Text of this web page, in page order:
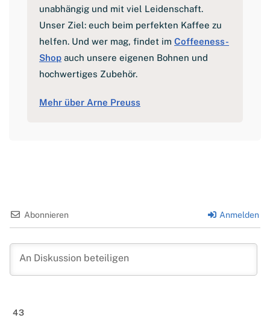
unabhängig und mit viel Leidenschaft.
Unser Ziel: euch beim perfekten Kaffee zu
helfen. Und wer mag, findet im Coffeeness-
Shop auch unsere eigenen Bohnen und
hochwertiges Zubehör.
Mehr über Arne Preuss
Abonnieren Anmelden
43